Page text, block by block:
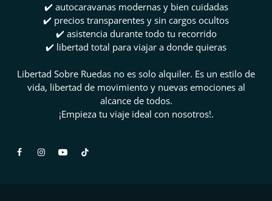
✔️ autocaravanas modernas y bien cuidadas
✔️ precios transparentes y sin cargos ocultos
✔️ asistencia durante todo tu recorrido
✔️ libertad total para viajar a donde quieras
Libertad Sobre Ruedas no es solo alquiler. Es un estilo de
vida, libertad de movimiento y nuevas emociones al
alcance de todos.
¡Empieza tu viaje ideal con nosotros!.